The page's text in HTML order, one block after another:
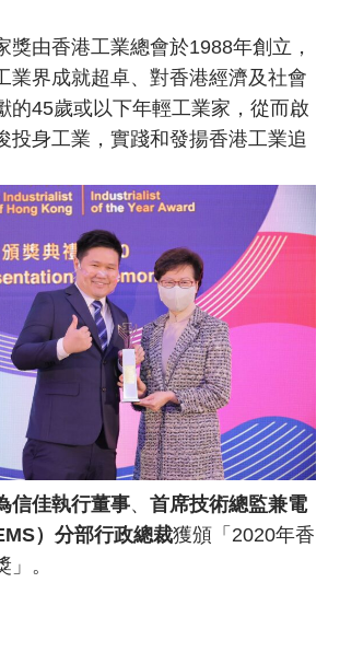
獎由香港工業總會於1988年創立，
業界成就超卓、對香港經濟及社會
的45歲或以下年輕工業家，從而啟
投身工業，實踐和發揚香港工業追
信佳執行董事、 首席技術總監兼電
）分部行政總裁獲頒「2020年香
。